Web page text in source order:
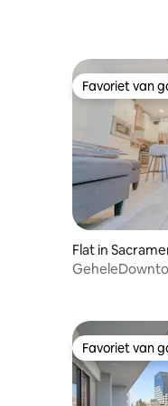
Favoriet van
Favoriet van
Flat in
Favoriet van
Favoriet van